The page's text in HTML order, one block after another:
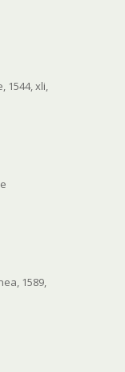
1544, xli,
1589,